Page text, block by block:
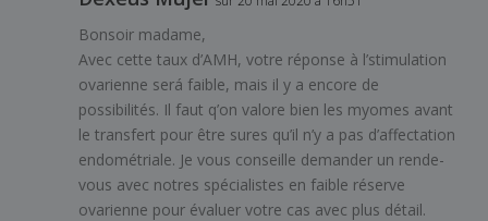
Bonsoir madame,
Avec cette taux d’AMH, votre réponse à l’stimulation
ovarienne será faible, mais il y a encore de
possibilités. Il faut q’on valore bien les myomes avant
le transfert pour être sures qu’il n’y a pas d’affectation
endométriale. Je vous conseille demander un rende-
vous avec notres spécialistes en faible réserve
ovarienne pour évaluer votre cas avec plus détail.